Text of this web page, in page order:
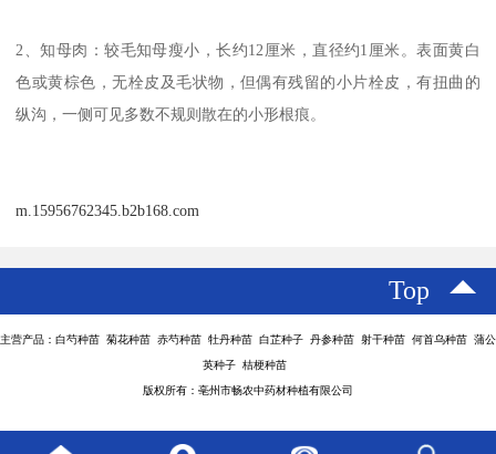
2、知母肉：较毛知母瘦小，长约12厘米，直径约1厘米。表面黄白
色或黄棕色，无栓皮及毛状物，但偶有残留的小片栓皮，有扭曲的
纵沟，一侧可见多数不规则散在的小形根痕。
m.15956762345.b2b168.com
Top
主营产品：白芍种苗 菊花种苗 赤芍种苗 牡丹种苗 白芷种子 丹参种苗 射干种苗 何首乌种苗 蒲公
英种子 桔梗种苗
版权所有：亳州市畅农中药材种植有限公司